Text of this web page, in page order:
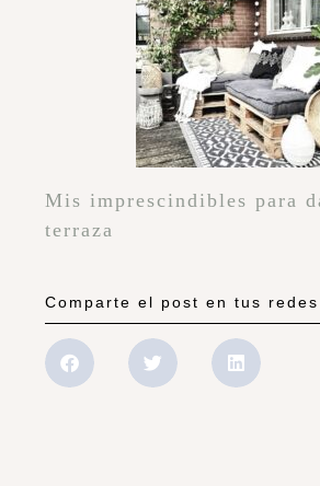
Mis imprescindibles para
terraza
Comparte el post en tus